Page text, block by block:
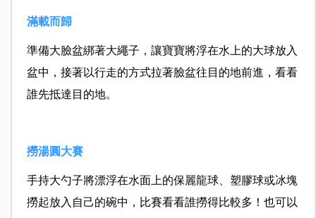
滿載而歸
準備大臉盆綁著大繩子，讓寶寶將浮在水上的大球放入
盆中，接著以行走的方式拉著臉盆往目的地前進，看看
誰先抵達目的地。
撈湯圓大賽
手持大勺子將漂浮在水面上的保麗龍球、塑膠球或冰塊
撈起放入自己的碗中，比賽看看誰撈得比較多！也可以